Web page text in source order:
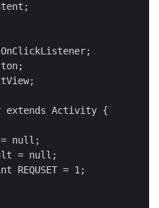
extends Activity {
null;
= null;
REQUSET = 1;